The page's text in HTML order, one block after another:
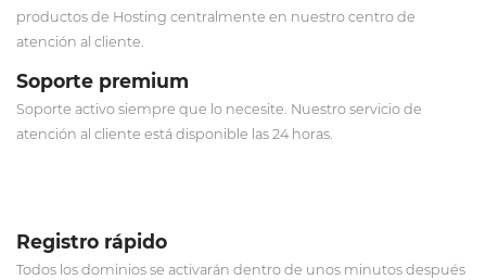
productos de Hosting centralmente en nuestro centro de
atención al cliente.
Soporte premium
Soporte activo siempre que lo necesite. Nuestro servicio de
atención al cliente está disponible las 24 horas.
Registro rápido
Todos los dominios se activarán dentro de unos minutos después